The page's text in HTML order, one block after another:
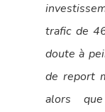
trafic de
doute à
de report
alors